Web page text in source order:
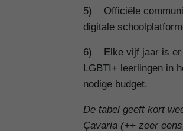
5) Officiële
digitale
6) Elke vijf jaar is er
LGBTI+ leerlingen in
nodige budget.
De tabel geeft kort
Çavaria (++ zeer